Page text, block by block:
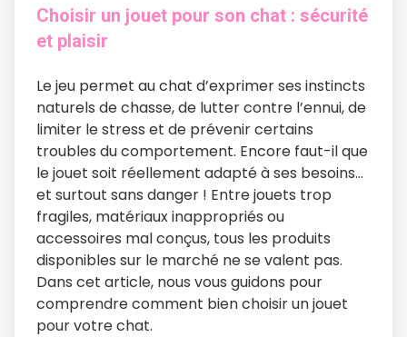
Choisir un jouet pour son chat : sécurité
et plaisir
Le jeu permet au chat d’exprimer ses instincts
naturels de chasse, de lutter contre l’ennui, de
limiter le stress et de prévenir certains
troubles du comportement. Encore faut-il que
le jouet soit réellement adapté à ses besoins…
et surtout sans danger ! Entre jouets trop
fragiles, matériaux inappropriés ou
accessoires mal conçus, tous les produits
disponibles sur le marché ne se valent pas.
Dans cet article, nous vous guidons pour
comprendre comment bien choisir un jouet
pour votre chat.